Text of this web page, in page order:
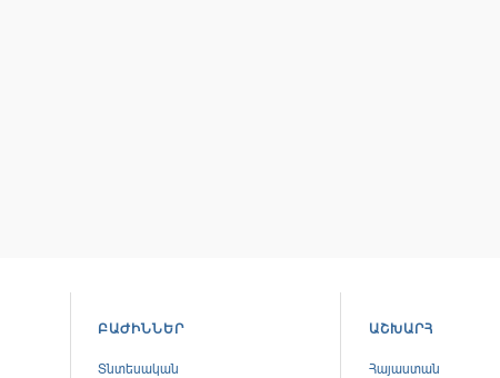
ԲԱԺԻՆՆԵՐ
Տնտեսական
ԱՇԽԱՐՀ
Հայաստան